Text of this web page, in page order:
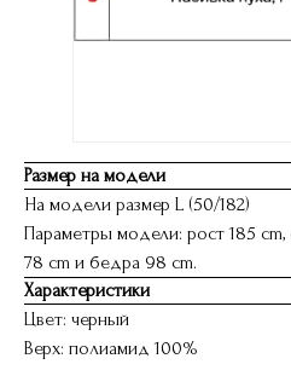
Размер на модели
На модели размер L (50/182)
Параметры модели: рост 185
78 cm и бедра 98 cm.
Характеристики
Цвет: черный
Верх: полиамид 100%